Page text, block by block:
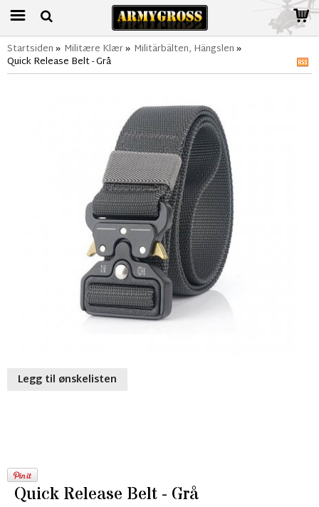
Startsiden» Militære Klær» Militärbälten, Hängslen»
Quick Release Belt - Grå
Legg til ønskelisten
Quick Release Belt - Grå